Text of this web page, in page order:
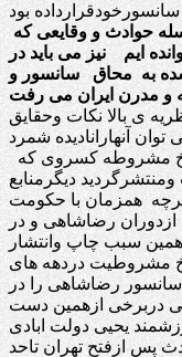
حوادث و وقایعی که
ایم نیز می باید در
به محاق سانسور و
ی بالا نکات وحقایق
آنهارانادیده شمرد
مشروطه کسروی که
دیگرمنابع
همزمان با حکومت
ازدوران رضاشاهی و در
همین سبب چاپ وانتشار
مشروطیت دردهه های
رضاشاهی را در
دربرخی ازهمین دست
یحیی دولت ابادی
پس ازفتح تهران تاحد